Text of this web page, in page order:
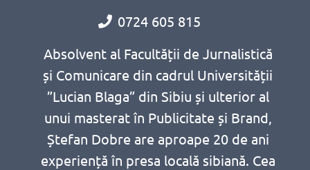
0724 605 815
Absolvent al Facultății de Jurnalistică
și Comunicare din cadrul Universității
”Lucian Blaga” din Sibiu și ulterior al
unui masterat în Publicitate și Brand,
Ștefan Dobre are aproape 20 de ani
experiență în presa locală sibiană. Cea